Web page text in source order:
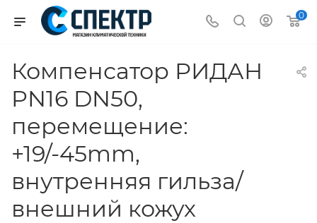
0
Компенсатор РИДАН
PN16 DN50,
перемещение:
+19/-45mm,
внутренняя гильза/
внешний кожух